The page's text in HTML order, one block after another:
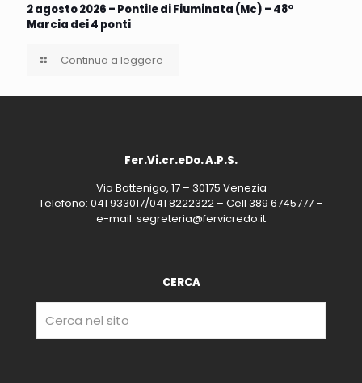
2 agosto 2026 – Pontile di Fiuminata (Mc) – 48°
Marcia dei 4 ponti
Continua a leggere
Fer.Vi.cr.eDo. A.P.S.
Via Bottenigo, 17 – 30175 Venezia
Telefono: 041 933017/041 8222322 – Cell 389 6745777 –
e-mail: segreteria@fervicredo.it
CERCA